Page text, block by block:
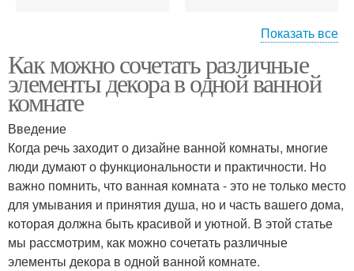
Палитра для недели Цветовые сочетания
Показать все
Как можно сочетать различные
элементы декора в одной ванной
комнате
Введение
Когда речь заходит о дизайне ванной комнаты, многие
люди думают о функциональности и практичности. Но
важно помнить, что ванная комната - это не только место
для умывания и принятия душа, но и часть вашего дома,
которая должна быть красивой и уютной. В этой статье
мы рассмотрим, как можно сочетать различные
элементы декора в одной ванной комнате.